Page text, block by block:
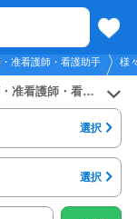
メニュー
准看護師・看護助手 様
ト・パートの求人募集情報
選択
選択